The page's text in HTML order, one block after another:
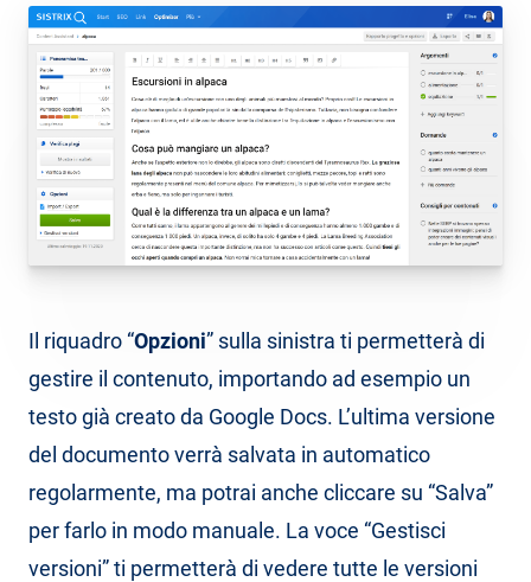
Il riquadro “Opzioni” sulla sinistra ti permetterà di
gestire il contenuto, importando ad esempio un
testo già creato da Google Docs. L’ultima versione
del documento verrà salvata in automatico
regolarmente, ma potrai anche cliccare su “Salva”
per farlo in modo manuale. La voce “Gestisci
versioni” ti permetterà di vedere tutte le versioni